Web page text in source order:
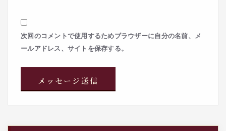
次回のコメントで使用するためブラウザーに自分の名前、メ
ールアドレス、サイトを保存する。